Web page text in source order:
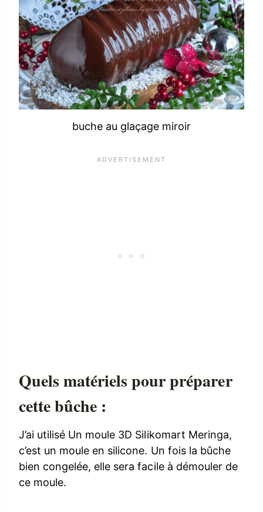
buche au glaçage miroir
Quels matériels pour préparer
cette bûche :
J’ai utilisé Un moule 3D Silikomart Meringa,
c’est un moule en silicone. Un fois la bûche
bien congelée, elle sera facile à démouler de
ce moule.